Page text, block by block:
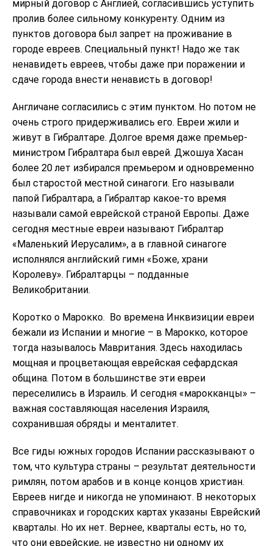
мирный договор с Англией, согласившись уступить
пролив более сильному конкуренту. Одним из
пунктов договора был запрет на проживание в
городе евреев. Специальный пункт! Надо же так
ненавидеть евреев, чтобы даже при поражении и
сдаче города внести ненависть в договор!
Англичане согласились с этим пунктом. Но потом не
очень строго придерживались его. Евреи жили и
живут в Гибралтаре. Долгое время даже премьер-
министром Гибралтара был еврей. Джошуа Хасан
более 20 лет избирался премьером и одновременно
был старостой местной синагоги. Его называли
папой Гибралтара, а Гибралтар какое-то время
называли самой еврейской страной Европы. Даже
сегодня местные евреи называют Гибралтар
«Маленький Иерусалим», а в главной синагоге
исполнялся английский гимн «Боже, храни
Королеву». Гибралтарцы – подданные
Великобритании.
Коротко о Марокко. Во времена Инквизиции евреи
бежали из Испании и многие – в Марокко, которое
тогда называлось Мавритания. Здесь находилась
мощная и процветающая еврейская сефардская
община. Потом в большинстве эти евреи
переселились в Израиль. И сегодня «марокканцы» –
важная составляющая населения Израиля,
сохранившая обряды и менталитет.
Все гиды южных городов Испании рассказывают о
том, что культура страны – результат деятельности
римлян, потом арабов и в конце концов христиан.
Евреев нигде и никогда не упоминают. В некоторых
справочниках и городских картах указаны Еврейский
кварталы. Но их нет. Вернее, кварталы есть, но то,
что они еврейские, не известно ни одному их